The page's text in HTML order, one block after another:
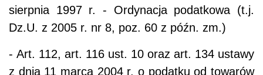
sierpnia 1997 r. - Ordynacja podatkowa (t.j.
Dz.U. z 2005 r. nr 8, poz. 60 z późn. zm.)
- Art. 112, art. 116 ust. 10 oraz art. 134 ustawy
z dnia 11 marca 2004 r. o podatku od towarów